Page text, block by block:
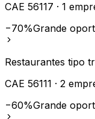
CAE 56117 · 1
−70%Grande
Restaurantes tipo
CAE 56111 · 2
−60%Grande